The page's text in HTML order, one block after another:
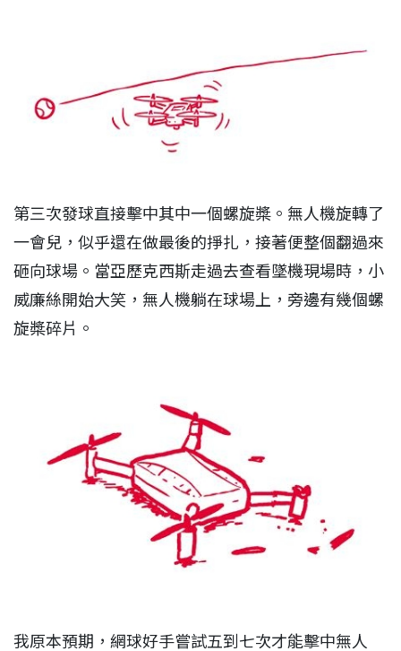
第三次發球直接擊中其中一個螺旋槳。無人機旋轉了
一會兒，似乎還在做最後的掙扎，接著便整個翻過來
砸向球場。當亞歷克西斯走過去查看墜機現場時，小
威廉絲開始大笑，無人機躺在球場上，旁邊有幾個螺
旋槳碎片。
我原本預期，網球好手嘗試五到七次才能擊中無人